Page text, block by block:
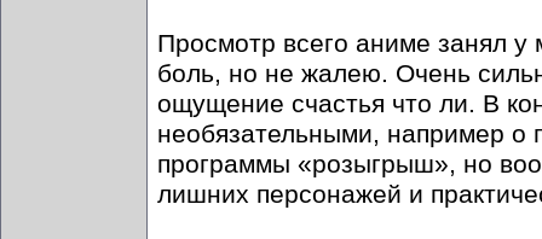
Просмотр всего аниме занял
боль, но не жалею. Очень
ощущение счастья что ли. В
необязательными, например о
программы «розыгрыш», но
лишних персонажей и